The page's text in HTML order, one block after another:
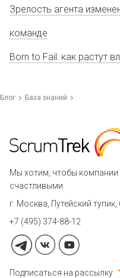
Зрелость агента
команде
Born to Fail: как растут
Блог База знаний
Мы хотим, чтобы компании
счастливыми
г. Москва, Путейский тупик,
+7 (495) 374-88-12
Подписаться на рассылку